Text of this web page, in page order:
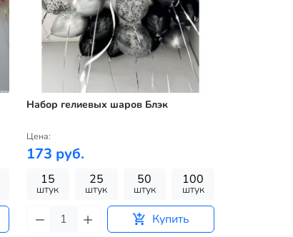
Набор гелиевых шаров Блэк
Цена:
173 руб.
15
штук
25
штук
50
штук
100
штук
Купить